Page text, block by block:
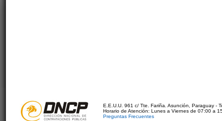
E.E.U.U. 961 c/ Tte. Fariña. Asunción, Paraguay -
Horario de Atención: Lunes a Viernes de 07:00 a
Preguntas Frecuentes